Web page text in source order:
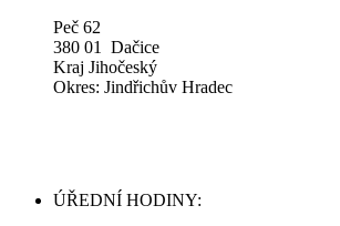
Peč 62
380 01 Dačice
Kraj Jihočeský
Okres: Jindřichův Hradec
ÚŘEDNÍ HODINY: